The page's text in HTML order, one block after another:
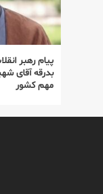
پیام رهبر
بدرقه آقای
مهم کشور